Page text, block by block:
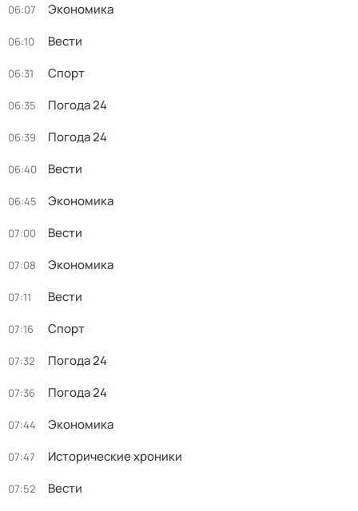
06:07 Экономика
06:10 Вести
06:31 Спорт
06:35 Погода 24
06:39 Погода 24
06:40 Вести
06:45 Экономика
07:00 Вести
07:08 Экономика
07:11 Вести
07:16 Спорт
07:32 Погода 24
07:36 Погода 24
07:44 Экономика
07:47 Исторические хроники
07:52 Вести